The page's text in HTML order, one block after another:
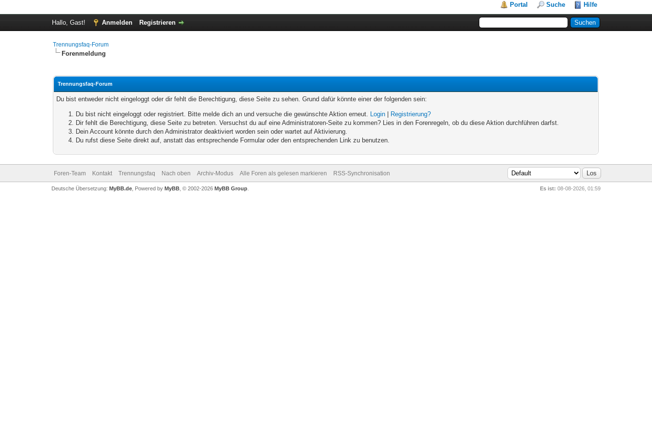
Portal Suche Hilfe
Hallo, Gast! Anmelden Registrieren
Trennungsfaq-Forum
Forenmeldung
Trennungsfaq-Forum
Du bist entweder nicht eingeloggt oder dir fehlt die Berechtigung, diese Seite zu sehen. Grund dafür könnte einer der folgenden sein:
Du bist nicht eingeloggt oder registriert. Bitte melde dich an und versuche die gewünschte Aktion erneut. Login
Registrierung?
Dir fehlt die Berechtigung, diese Seite zu betreten. Versuchst du auf eine Administratoren-Seite zu kommen? Lies in den Forenregeln, ob du diese Aktion durchführen darfst.
Dein Account könnte durch den Administrator deaktiviert worden sein oder wartet auf Aktivierung.
Du rufst diese Seite direkt auf, anstatt das entsprechende Formular oder den entsprechenden Link zu benutzen.
Foren-Team Kontakt Trennungsfaq Nach oben Archiv-Modus Alle Foren als gelesen markieren RSS-Synchronisation
Es ist: 08-08-2026, 01:59
Deutsche Übersetzung: MyBB.de, Powered by MyBB, © 2002-2026 MyBB Group.